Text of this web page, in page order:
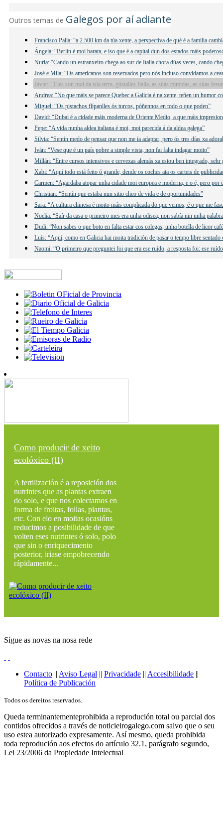
Outros temas de Galegos por aí adiante
Francisco Palla: “a 2.500 km da túa xente, a perspectiva de qué é a familia
Ángela: “Berlín é moi barata, e iso que é a capital dun dos estados máis
Nuria: “Cando un estranxeiro chega ao sur de Italia chora dúas veces, cando
José e Mila: “Os americanos son reservados pero nós incluso convidamos a
Javier: “Eles son moi da súa terra, gústalles Italia, as súas comidas, as súas
Andrea: “No que máis se parece Quebec a Galicia é na xente, teñen un humor
Miguel: “Os pistachos flípanlles ós turcos, póñennos en todo o que poden”
David: “Dubai é a cidade máis moderna de Oriente Medio, a que máis
Pepe: “A vida nunha aldea italiana é moi, moi parecida á da aldea galega”
Silvia: “Sentín medo de pensar que non me ía adaptar, pero ós tres días xa
Iván: “Vese que é un país pobre a simple vista, non fai falta indagar moito”
Millán: “Entre cursos intensivos e cervexas alemás xa estou ben integrado, sehr
Xabi: “Aquí todo está feito ó grande, dende os coches ata os carteis de
Carmen: “Agardaba atopar unha cidade moi europea e moderna, e o é, pero por
Christian: “Sentín que estaba nun sitio cheo de vida e de oportunidades”
Sara: “A cultura chinesa é moito máis complicada do que vemos, é o que me
Noelia: “Saír da casa o primeiro mes era unha odisea, non sabía nin unha
Dudi: “Non sabes o que boto en falta estar cos colegas, unha botella de licor
Luís: “Aquí, como en Galicia hai moita tradición de pasar o tempo libre sentado
Naomi: “O primeiro que preguntei foi que era ese ruído, a resposta foi: ese
Como producir de xeito
ecolóxico (II)
A fertilización é a reposición dos
nutrintes que as plantas extraen
do solo, e que nos colectamos en
forma de froitas, follas, plantas,
etc. Con elo en moitas ocasións
reducimos a posibilidade de que
volten eses nutrintes ó solo, polo
que sin o enriquecimento
posterior, iriase empobrecendo
rápidamente...
Sígue as novas na nosa rede
Contacto || Aviso Legal || Privacidade || Accesibilidade ||
Política de Publicación
Todos os dereitos reservados.
Queda terminantementeprohibida a reprodución total ou parcial dos
contidos ofrecidos a través de noticieirogalego.com salvo que o seu
uso estea autorizado expresamente. Así mesmo, queda prohibida
toda reprodución aos efectos do artículo 32.1, parágrafo segundo,
Lei 23/2006 da Propiedade Intelectual